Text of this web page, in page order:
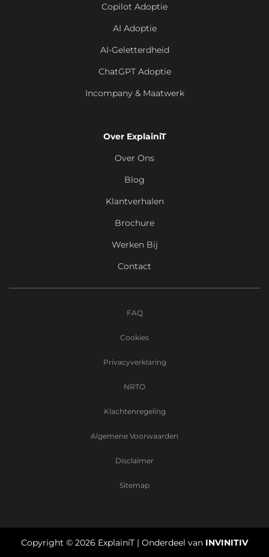
Copilot Adoptie
AI Adoptie
AI-Geletterdheid
ChatGPT Adoptie
Incompany & Maatwerk
Over ExplainiT
Over Ons
Blog
Klantverhalen
Brochure
Werken Bij
Contact
FAQ
Cookies
Privacyverklaring
NRTO
Klachtenregeling
Algemene Voorwaarden
Disclaimer
Sitemap
Copyright © 2026 ExplainiT | Onderdeel van INVINITIV